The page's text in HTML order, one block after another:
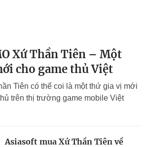
Xứ Thần Tiên – Một
cho game thủ Việt
Tiên có thể coi là một thứ gia vị mới
trên thị trường game mobile Việt
Asiasoft mua Xứ Thần Tiên về